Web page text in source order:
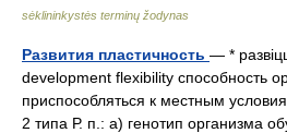
sėklininkystės terminų žodynas
Развития пластичность — *
development flexibility способность
приспособляться к местным
2 типа Р. п.: а) генотип организма